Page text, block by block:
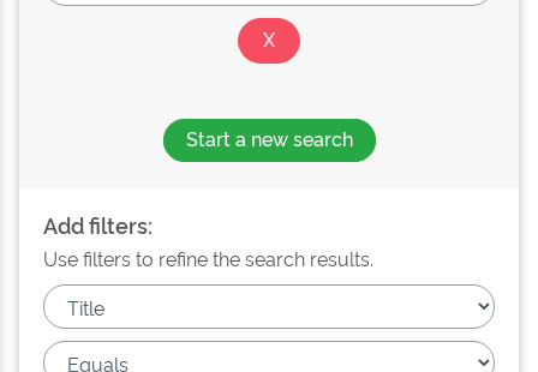
Start a new search
Add filters:
Use filters to refine the search results.